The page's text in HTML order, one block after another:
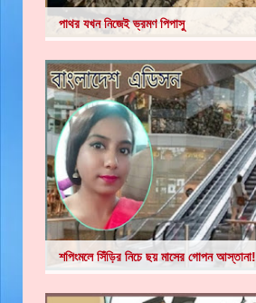
পাথর যখন নিজেই ভ্রমণ পিপাসু
শপিংমলে সিঁড়ির নিচে ছয় মাসের গোপন আস্তানা!